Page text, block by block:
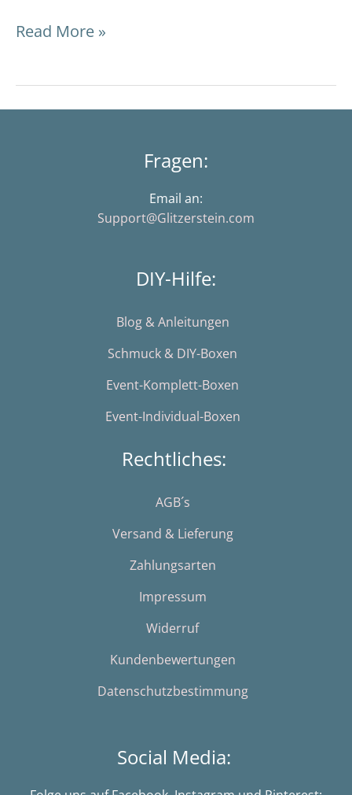
Read More »
Fragen:
Email an:
Support@Glitzerstein.com
DIY-Hilfe:
Blog & Anleitungen
Schmuck & DIY-Boxen
Event-Komplett-Boxen
Event-Individual-Boxen
Rechtliches:
AGB´s
Versand & Lieferung
Zahlungsarten
Impressum
Widerruf
Kundenbewertungen
Datenschutzbestimmung
Social Media: